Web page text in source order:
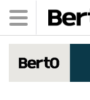
Toggle
navigation